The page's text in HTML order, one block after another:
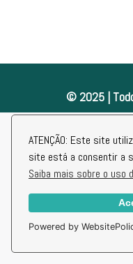
ATENÇÃO: Este site
site está a consentir a
Saiba mais sobre o uso
Powered by
© 2025 |